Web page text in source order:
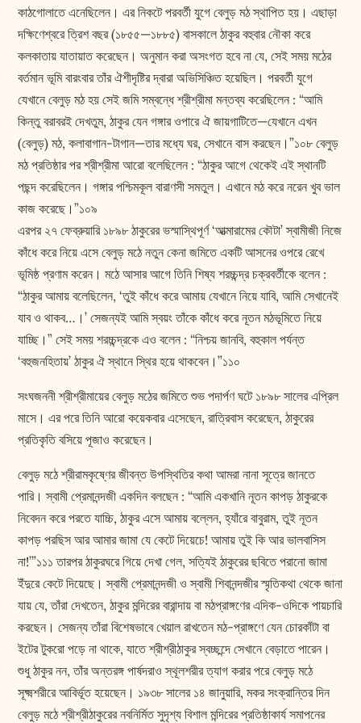
কাঠগোলাতে এনেছিলেন। এর নিকটে পরবর্তী যুগে বেলুড় মঠ স্থাপিত হয়। এছাড়া
দক্ষিণেশ্বরে ত্রিশ বছর (১৮৫৫—১৮৮৫) বাসকালে ঠাকুর বহুবার নৌকা করে
কলকাতায় যাতায়াত করেছেন। অনুমান করা অসংগত হবে না যে, সেই সময় মঠের
বর্তমান ভূমি বারংবার তাঁর ঐশীদৃষ্টির দ্বারা অভিসিঞ্চিত হয়েছিল। পরবর্তী যুগে
যেখানে বেলুড় মঠ হয় সেই জমি সম্বন্ধে শ্রীশ্রীমা মন্তব্য করেছিলেন : “আমি
কিন্তু বরাবরই দেখতুম, ঠাকুর যেন গঙ্গার ওপারে ঐ জায়গাটিতে—যেখানে এখন
(বেলুড়) মঠ, কলাবাগান-টাগান—তার মধ্যে ঘর, সেখানে বাস করছেন।”১০৮ বেলুড়
মঠ প্রতিষ্ঠার পর শ্রীশ্রীমা আরো বলেছিলেন : “ঠাকুর আগে থেকেই এই স্থানটি
পছন্দ করেছিলেন। গঙ্গার পশ্চিমকূল বারাণসী সমতুল। এখানে মঠ করে নরেন খুব ভাল
কাজ করেছে।”১০৯
এরপর ২৭ ফেব্রুয়ারি ১৮৯৮ ঠাকুরের ভস্মাস্থিপূর্ণ ‘আত্মারামের কৌটা’ স্বামীজী নিজে
কাঁধে করে নিয়ে এসে বেলুড় মঠে নতুন কেনা জমিতে একটি আসনের ওপরে রেখে
ভূমিষ্ঠ প্রণাম করেন। মঠে আসার আগে তিনি শিষ্য শরচ্চন্দ্র চক্রবর্তীকে বলেন :
“ঠাকুর আমায় বলেছিলেন, ‘তুই কাঁধে করে আমায় যেখানে নিয়ে যাবি, আমি সেখানেই
যাব ও থাকব…।’ সেজন্যই আমি স্বয়ং তাঁকে কাঁধে করে নূতন মঠভূমিতে নিয়ে
যাচ্ছি।” সেই সময় শরচ্চন্দ্রকে এও বলেন : “নিশ্চয় জানবি, বহুকাল পর্যন্ত
‘বহুজনহিতায়’ ঠাকুর ঐ স্থানে স্থির হয়ে থাকবেন।”১১০
সংঘজননী শ্রীশ্রীমায়ের বেলুড় মঠের জমিতে শুভ পদার্পণ ঘটে ১৮৯৮ সালের এপ্রিল
মাসে। এর পরে তিনি আরো কয়েকবার এসেছেন, রাত্রিবাস করেছেন, ঠাকুরের
প্রতিকৃতি বসিয়ে পূজাও করেছেন।
বেলুড় মঠে শ্রীরামকৃষ্ণের জীবন্ত উপস্থিতির কথা আমরা নানা সূত্রে জানতে
পারি। স্বামী প্রেমানন্দজী একদিন বলছেন : “আমি একখানি নূতন কাপড় ঠাকুরকে
নিবেদন করে পরতে যাচ্চি, ঠাকুর এসে আমায় বল্লেন, হ্যাঁরে বাবুরাম, তুই নূতন
কাপড় পরছিস আর আমার জামা যে কেটে দিয়েচে! আমায় তুই কি আর ভালবাসিস
না!’”১১১ তারপর ঠাকুরঘরে গিয়ে দেখা গেল, সত্যিই ঠাকুরের ছবিতে পরানো জামা
ইঁদুরে কেটে দিয়েছে। স্বামী প্রেমানন্দজী ও স্বামী শিবানন্দজীর স্মৃতিকথা থেকে জানা
যায় যে, তাঁরা দেখতেন, ঠাকুর মন্দিরের বারান্দায় বা মঠপ্রাঙ্গণের এদিক-ওদিকে পায়চারি
করছেন। সেজন্য তাঁরা বিশেষভাবে খেয়াল রাখতেন মঠ-প্রাঙ্গণে যেন চোরকাঁটা বা
ইটের টুকরো পড়ে না থাকে, যাতে শ্রীশ্রীঠাকুর স্বচ্ছন্দে সেখানে বেড়াতে পারেন।
শুধু ঠাকুর নন, তাঁর অন্তরঙ্গ পার্ষদরাও স্থূলশরীর ত্যাগ করার পরে বেলুড় মঠে
সূক্ষ্মশরীরে আবির্ভূত হয়েছেন। ১৯৩৮ সালের ১৪ জানুয়ারি, মকর সংক্রান্তির দিন
বেলুড় মঠে শ্রীশ্রীঠাকুরের নবনির্মিত সুদৃশ্য বিশাল মন্দিরের প্রতিষ্ঠাকার্য সমাপনের